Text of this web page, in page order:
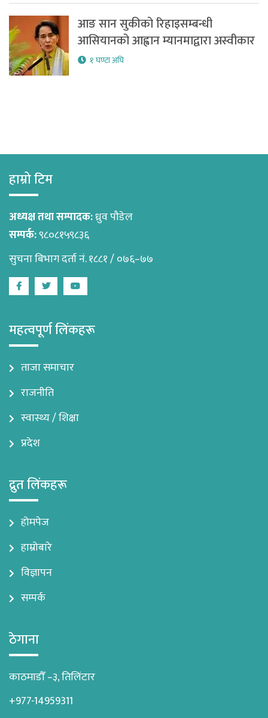
आङ सान सुकीको रिहाइसम्बन्धी
आसियानको आह्वान म्यानमाद्वारा अस्वीकार
१ घण्टा अघि
हाम्रो टिम
अध्यक्ष तथा सम्पादक:ध्रुव पौडेल
सम्पर्क:९८०८१५९८३६
सुचना बिभाग दर्ता नं. १८८१ / ०७६–७७
FacebookTwitterYoutube
महत्वपूर्ण लिंकहरू
ताजा समाचार
राजनीति
स्वास्थ्य / शिक्षा
प्रदेश
द्रुत लिंकहरू
होमपेज
हाम्रोबारे
विज्ञापन
सम्पर्क
ठेगाना
काठमाडौँ –३, तिलिंटार
+977-14959311